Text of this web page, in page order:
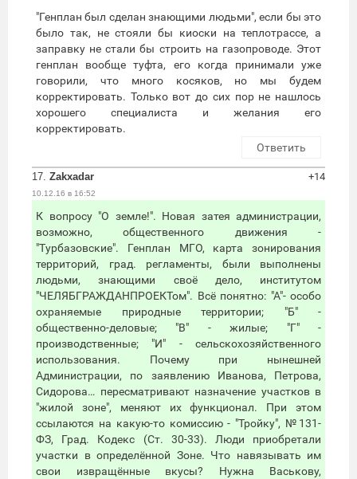
"Генплан был сделан знающими людьми", если бы это
было так, не стояли бы киоски на теплотрассе, а
заправку не стали бы строить на газопроводе. Этот
генплан вообще туфта, его когда принимали уже
говорили, что много косяков, но мы будем
корректировать. Только вот до сих пор не нашлось
хорошего специалиста и желания его
корректировать.
Ответить
17. Zakxadar
10.12.16 в 16:52
+14
К вопросу "О земле!". Новая затея администрации,
возможно, общественного движения -
"Турбазовские". Генплан МГО, карта зонирования
территорий, град. регламенты, были выполнены
людьми, знающими своё дело, институтом
"ЧЕЛЯБГРАЖДАНПРОЕКТом". Всё понятно: "А"- особо
охраняемые природные территории; "Б" -
общественно-деловые; "В" - жилые; "Г" -
производственные; "И" - сельскохозяйственного
использования. Почему при нынешней
Администрации, по заявлению Иванова, Петрова,
Сидорова… пересматривают назначение участков в
"жилой зоне", меняют их функционал. При этом
ссылаются на какую-то комиссию - "Тройку", №131-
ФЗ, Град. Кодекс (Ст. 30-33). Люди приобретали
участки в определённой Зоне. Что навязывать им
свои извращённые вкусы? Нужна Васькову,